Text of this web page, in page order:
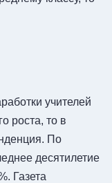
учителей
роста, то в
По
десятилетие
Газета